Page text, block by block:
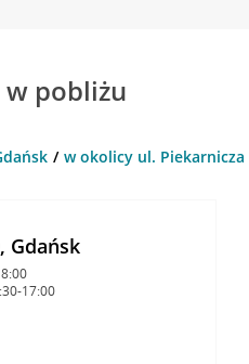
pobliżu
w okolicy ul. Piekarnicza
Gdańsk
17:00